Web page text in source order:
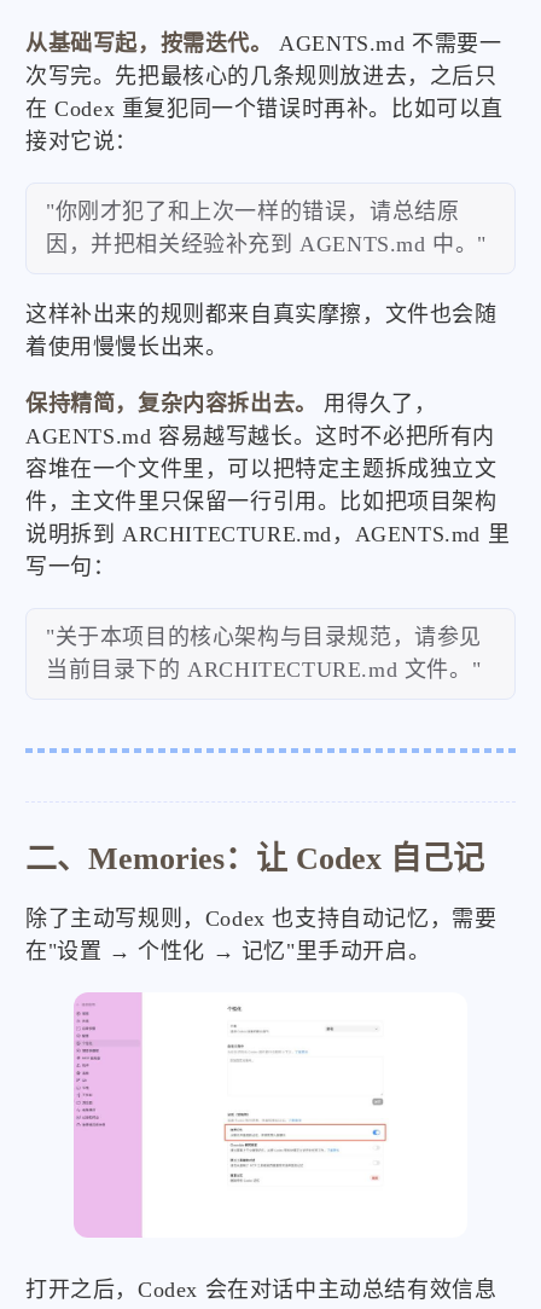
从基础写起，按需迭代。
AGENTS.md 不需要一
次写完。先把最核心的几条规则放进去，之后只
在 Codex 重复犯同一个错误时再补。比如可以直
接对它说：
"你刚才犯了和上次一样的错误，请总结原
因，并把相关经验补充到 AGENTS.md 中。"
这样补出来的规则都来自真实摩擦，文件也会随
着使用慢慢长出来。
保持精简，复杂内容拆出去。
用得久了，
AGENTS.md 容易越写越长。这时不必把所有内
容堆在一个文件里，可以把特定主题拆成独立文
件，主文件里只保留一行引用。比如把项目架构
说明拆到 ARCHITECTURE.md，AGENTS.md 里
写一句：
"关于本项目的核心架构与目录规范，请参见
当前目录下的 ARCHITECTURE.md 文件。"
二、Memories：让 Codex 自己记
除了主动写规则，Codex 也支持自动记忆，需要
在"设置 → 个性化 → 记忆"里手动开启。
打开之后，Codex 会在对话中主动总结有效信息